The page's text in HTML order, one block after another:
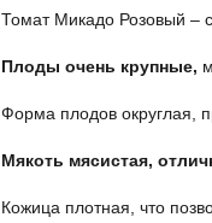
Томат Микадо Розовый –
Плоды очень крупные,
Форма плодов округлая,
Мякоть мясистая,
Кожица плотная, что